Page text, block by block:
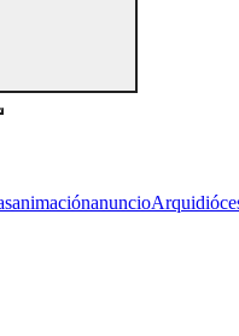
animaciónanuncio